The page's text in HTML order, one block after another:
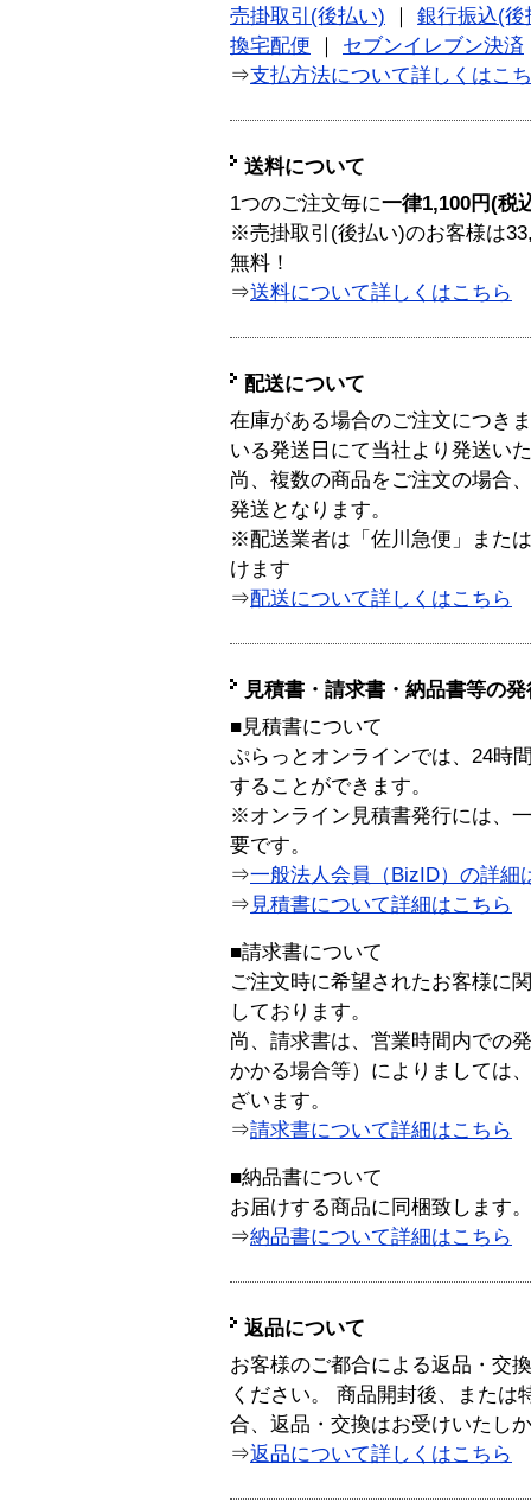
売掛取引(後払い)
銀行振込(後
換宅配便
セブンイレブン決済
⇒支払方法について詳しくはこ
送料について
1つのご注文毎に一律1,100円(税
※売掛取引(後払い)のお客様は
無料！
⇒送料について詳しくはこちら
配送について
在庫がある場合のご注文につき
いる発送日にて当社より発送い
尚、複数の商品をご注文の場合
発送となります。
※配送業者は「佐川急便」また
けます
⇒配送について詳しくはこちら
見積書・請求書・納品書等の
■見積書について
ぷらっとオンラインでは、24時
することができます。
※オンライン見積書発行には、
要です。
⇒一般法人会員（BizID）の詳細
⇒ 見積書について詳細はこちら
■請求書について
ご注文時に希望されたお客様に
しております。
尚、請求書は、営業時間内での
かかる場合等）によりましては
ざいます。
⇒請求書について詳細はこちら
■納品書について
お届けする商品に同梱致します。
⇒納品書について詳細はこちら
返品について
お客様のご都合による返品・交
ください。 商品開封後、または
合、返品・交換はお受けいたし
⇒返品について詳しくはこちら